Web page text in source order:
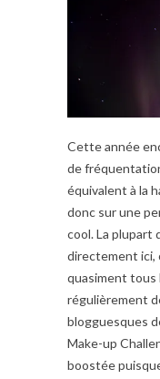
Cette année
de
équivalent à la
donc sur une
cool. La plupart
directement ici,
quasiment tous
régulièrement
blogguesques
Make-up
boostée